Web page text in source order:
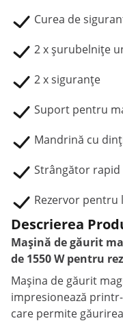
Curea de
2 x șurubelnițe
2 x siguranțe
Suport pentru
Mandrină cu
Strângător rapid
Rezervor pentru
Descrierea
Mașină de găurit
de 1550 W pentru
Mașina de găurit
impresionează
care permite